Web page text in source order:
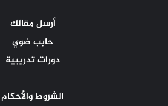
أرسل مقالك
حابب ضوي
دورات تدريبية
الشروط والأحكام